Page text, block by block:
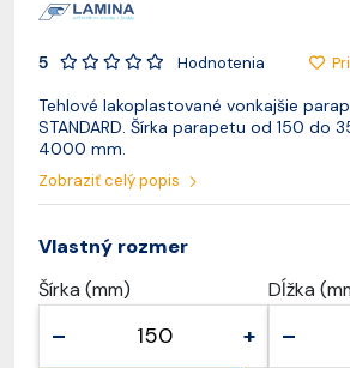
5 Hodnotenia
Tehlové lakoplastované vonkajšie
STANDARD. Šírka parapetu od 150 do
4000 mm.
Zobraziť celý popis
Vlastný rozmer
Šírka (mm)
– +
Dĺžka
–